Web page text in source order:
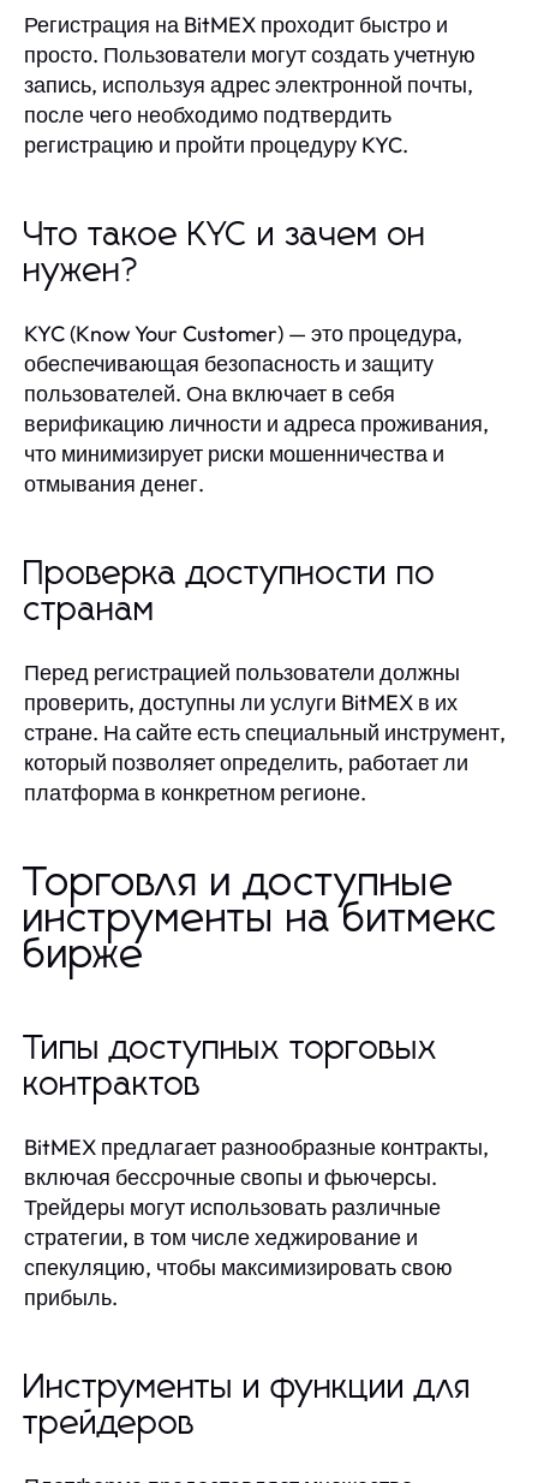
Регистрация на BitMEX проходит быстро и
просто. Пользователи могут создать учетную
запись, используя адрес электронной почты,
после чего необходимо подтвердить
регистрацию и пройти процедуру KYC.
Что такое KYC и зачем он
нужен?
KYC (Know Your Customer) — это процедура,
обеспечивающая безопасность и защиту
пользователей. Она включает в себя
верификацию личности и адреса проживания,
что минимизирует риски мошенничества и
отмывания денег.
Проверка доступности по
странам
Перед регистрацией пользователи должны
проверить, доступны ли услуги BitMEX в их
стране. На сайте есть специальный инструмент,
который позволяет определить, работает ли
платформа в конкретном регионе.
Торговля и доступные
инструменты на битмекс
бирже
Типы доступных торговых
контрактов
BitMEX предлагает разнообразные контракты,
включая бессрочные свопы и фьючерсы.
Трейдеры могут использовать различные
стратегии, в том числе хеджирование и
спекуляцию, чтобы максимизировать свою
прибыль.
Инструменты и функции для
трейдеров